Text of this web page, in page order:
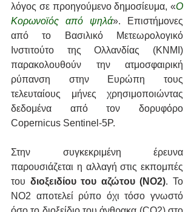
λόγος σε προηγούμενο δημοσίευμα, «Ο
Κορωνοϊός από ψηλά». Επιστήμονες
από το Βασιλικό Μετεωρολογικό
Ινστιτούτο της Ολλανδίας (KNMI)
παρακολουθούν την ατμοσφαιρική
ρύπανση στην Ευρώπη τους
τελευταίους μήνες χρησιμοποιώντας
δεδομένα από τον δορυφόρο
Copernicus Sentinel-5P.
Στην συγκεκριμένη έρευνα
παρουσιάζεται η αλλαγή στις εκπομπές
του διοξειδίου του αζώτου (NO2). Το
NO2 αποτελεί ρύπο όχι τόσο γνωστό